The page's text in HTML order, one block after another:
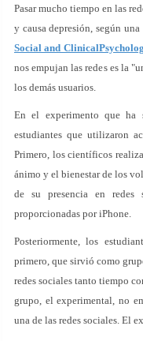
Pasar mucho tiempo en las
y causa depresión, según
Social and
nos empujan las redes es la
los demás usuarios.
En el experimento que ha
estudiantes que utilizaron
Primero, los científicos
ánimo y el bienestar de los
de su presencia en redes
proporcionadas por iPhone.
Posteriormente, los
primero, que sirvió como
redes sociales tanto tiempo
grupo, el experimental, no
una de las redes sociales. El